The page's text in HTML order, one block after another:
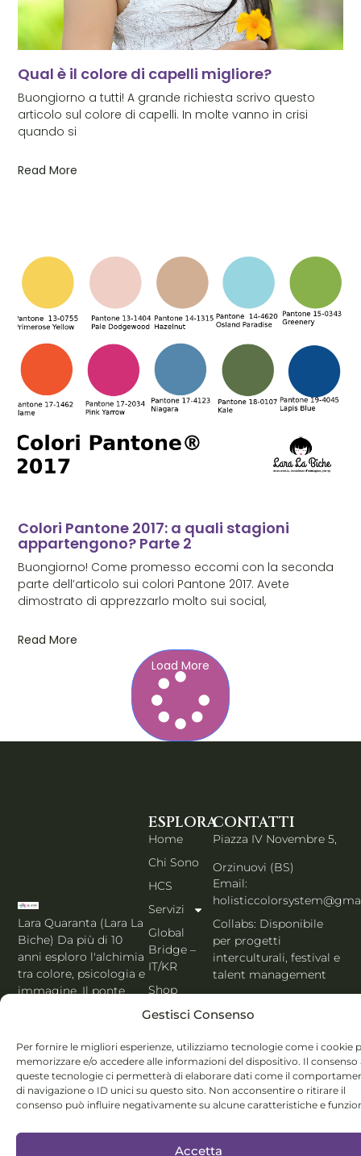
Gestisci Consenso
Per fornire le migliori esperienze, utilizziamo tecnologie come i cookie
memorizzare e/o accedere alle informazioni del dispositivo. Il consenso
queste tecnologie ci permetterà di elaborare dati come il
di navigazione o ID unici su questo sito. Non acconsentire o ritirare il
consenso può influire negativamente su alcune caratteristiche e
Accetta
Qual è il colore di capelli migliore?
Buongiorno a tutti! A grande richiesta scrivo questo
articolo sul colore di capelli. In molte vanno in crisi
quando si
Read More
Colori Pantone 2017: a quali stagioni
appartengono? Parte 2
Buongiorno! Come promesso eccomi con la seconda
parte dell’articolo sui colori Pantone 2017. Avete
dimostrato di apprezzarlo molto sui social,
Read More
Load More
Lara Quaranta (Lara La
Biche) Da più di 10
anni esploro l'alchimia
tra colore, psicologia e
immagine. Il ponte
che unisce l'estetica di
dell'Italia. Esperta
MBTI, Enneagramma &
Holistic Color
System®.
ESPLORA
Home
Chi Sono
HCS
Servizi
Global
Bridge –
IT/KR
Shop
Blog
Italiano
CONTATTI
Piazza IV Novembre 5,
Orzinuovi (BS)
Email:
Collabs: Disponibile
per progetti
interculturali, festival e
talent management
PORTFOLIO IT